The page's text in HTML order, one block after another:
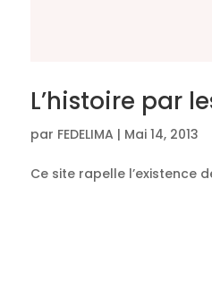
L’histoire par
par FEDELIMA | Mai 14, 2013
Ce site rapelle l’existence